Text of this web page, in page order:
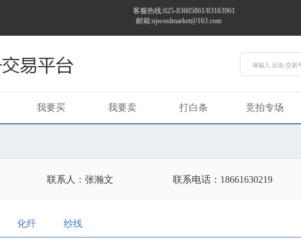
客服热线:025-83605861/83163961
邮箱:njwoolmarket@163.com
我要买 我要卖 打白条 竞拍专场
联系人：张瀚文 联系电话：18661630219
化纤 纱线